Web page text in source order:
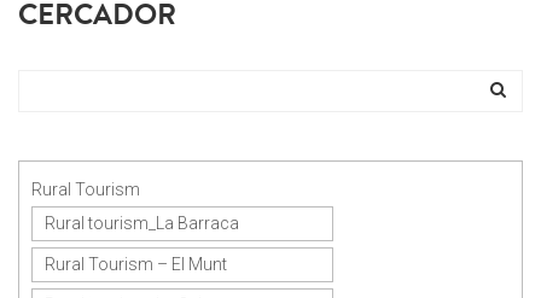
CERCADOR
Rural Tourism
Rural tourism_La Barraca
Rural Tourism – El Munt